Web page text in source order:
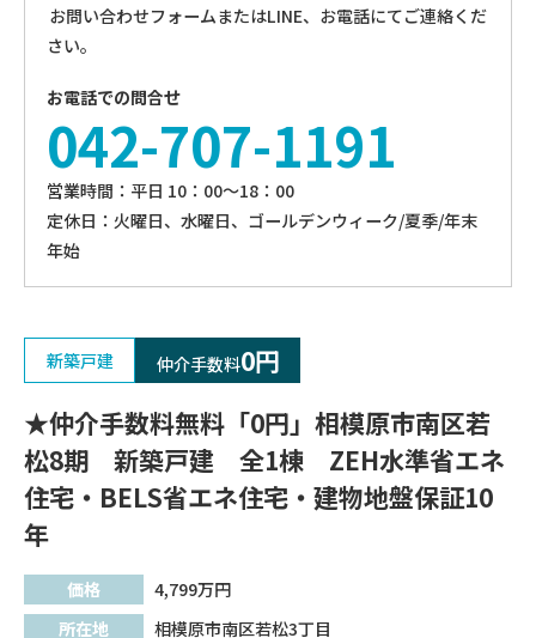
お問い合わせフォームまたはLINE、お電話にてご連絡くだ
さい。
お電話での問合せ
042-707-1191
営業時間：平⽇ 10：00〜18：00
定休⽇：火曜日、⽔曜⽇、ゴールデンウィーク/夏季/年末
年始
新築戸建 仲介手数料0円
★仲介手数料無料「0円」相模原市南区若
松8期 新築戸建 全1棟 ZEH水準省エネ
住宅・BELS省エネ住宅・建物地盤保証10
年
価格 4,799万円
所在地
相模原市南区若松3丁目